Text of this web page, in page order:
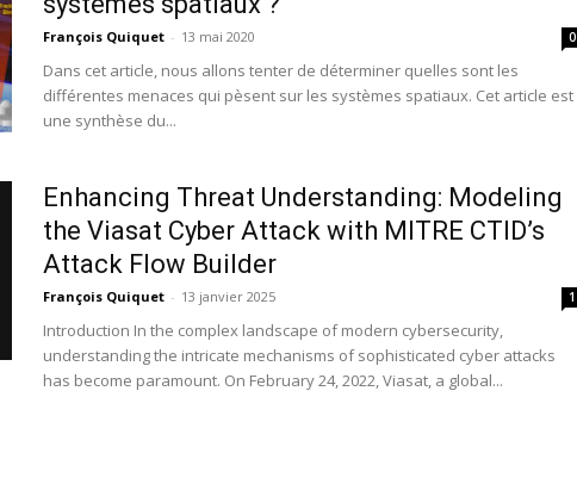
François Quiquet - 13 mai 2020 0
Dans cet article, nous allons tenter de déterminer quelles sont les
différentes menaces qui pèsent sur les systèmes spatiaux. Cet article est
une synthèse du...
Enhancing Threat Understanding: Modeling
the Viasat Cyber Attack with MITRE CTID’s
Attack Flow Builder
François Quiquet - 13 janvier 2025 1
Introduction In the complex landscape of modern cybersecurity,
understanding the intricate mechanisms of sophisticated cyber attacks
has become paramount. On February 24, 2022, Viasat, a global...